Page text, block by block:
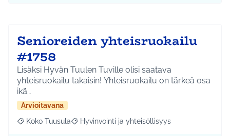
Senioreiden yhteisruokailu
#1758
Lisäksi Hyvän Tuulen Tuville olisi saatava
yhteisruokailu takaisin! Yhteisruokailu on tärkeä osa
ikä…
Arvioitavana
Rajaa tulokset aihepiirin mukaan: Koko Tuusula
Koko Tuusula Rajaa tulokset teeman mukaan: Hyvinvointi ja
Hyvinvointi ja yhteisöllisyys